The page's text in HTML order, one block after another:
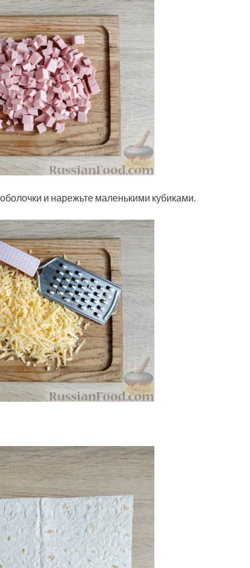
и нарежьте маленькими кубиками.